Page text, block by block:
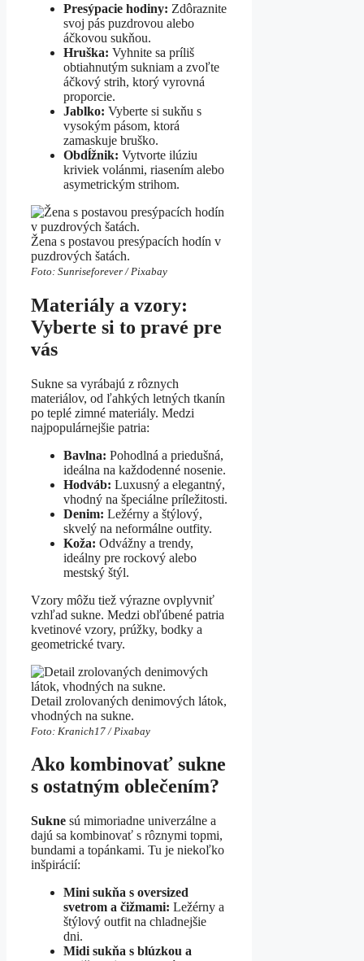
Presýpacie hodiny: Zdôraznite
svoj pás puzdrovou alebo
áčkovou sukňou.
Hruška: Vyhnite sa príliš
obtiahnutým sukniam a zvoľte
áčkový strih, ktorý vyrovná
proporcie.
Jablko: Vyberte si sukňu s
vysokým pásom, ktorá
zamaskuje bruško.
Obdĺžnik: Vytvorte ilúziu
kriviek volánmi, riasením alebo
asymetrickým strihom.
Žena s postavou presýpacích hodín v
puzdrových šatách.
Foto: Sunriseforever / Pixabay
Materiály a vzory:
Vyberte si to pravé pre
vás
Sukne sa vyrábajú z rôznych
materiálov, od ľahkých letných tkanín
po teplé zimné materiály. Medzi
najpopulárnejšie patria:
Bavlna: Pohodlná a priedušná,
ideálna na každodenné nosenie.
Hodváb: Luxusný a elegantný,
vhodný na špeciálne príležitosti.
Denim: Ležérny a štýlový,
skvelý na neformálne outfity.
Koža: Odvážny a trendy,
ideálny pre rockový alebo
mestský štýl.
Vzory môžu tiež výrazne ovplyvniť
vzhľad sukne. Medzi obľúbené patria
kvetinové vzory, prúžky, bodky a
geometrické tvary.
Detail zrolovaných denimových látok,
vhodných na sukne.
Foto: Kranich17 / Pixabay
Ako kombinovať sukne
s ostatným oblečením?
Sukne sú mimoriadne univerzálne a
dajú sa kombinovať s rôznymi topmi,
bundami a topánkami. Tu je niekoľko
inšpirácií:
Mini sukňa s oversized
svetrom a čižmami: Ležérny a
štýlový outfit na chladnejšie
dni.
Midi sukňa s blúzkou a